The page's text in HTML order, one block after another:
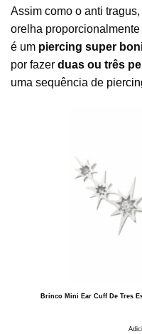
Assim como o anti
orelha
é um piercing super
por fazer duas ou três
uma sequência de
Brinco Mini Ear Cuff De Tres